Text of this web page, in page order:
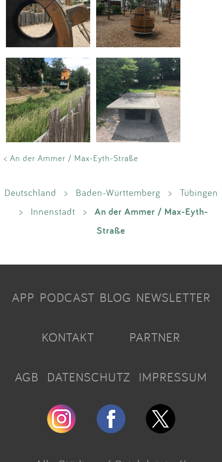
< An der Ammer / Max-Eyth-Straße
Deutschland > Baden-Württemberg >
Tübingen
>
Innenstadt >
An der Ammer / Max-Eyth-
Straße
APP PODCAST BLOG NEWSLETTER
KONTAKT PARTNER
AGB DATENSCHUTZ IMPRESSUM